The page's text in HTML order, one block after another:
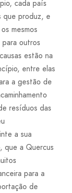
cada país
que produz, e
mesmos
outros
estão na
entre elas
a gestão de
resíduos das
a sua
que a Quercus
para a
de